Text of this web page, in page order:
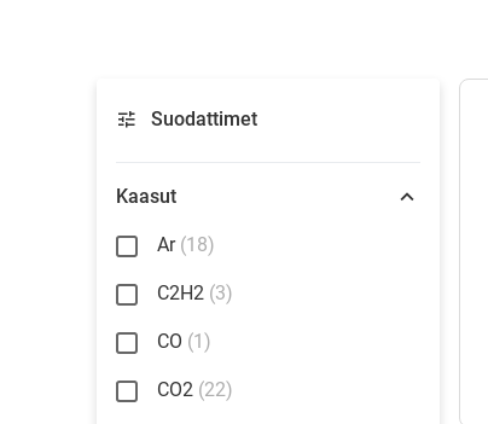
Suodattimet
Kaasut
Ar (18)
C2H2 (3)
CO (1)
CO2 (22)